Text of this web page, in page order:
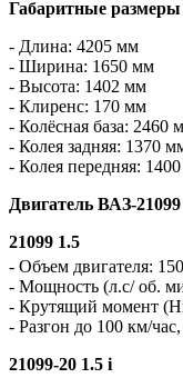
Габаритные
- Длина: 4205 мм
- Ширина: 1650 мм
- Высота: 1402 мм
- Клиренс: 170 мм
- Колёсная база: 2460
- Колея задняя: 1370
- Колея передняя:
Двигатель ВАЗ-21099
21099 1.5
- Объем двигателя:
- Мощность (л.с/ об.
- Крутящий момент
- Разгон до 100 км/
21099-20 1.5 i